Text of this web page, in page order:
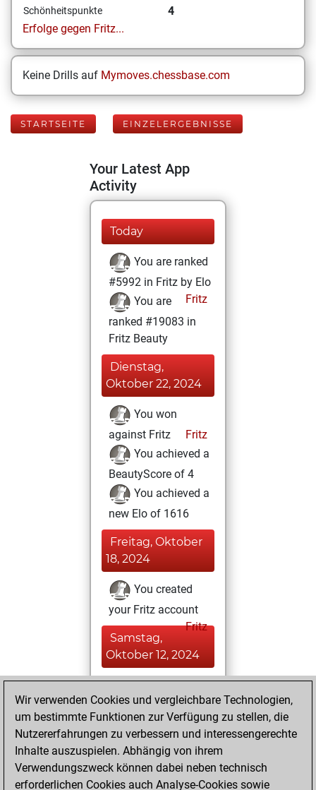
Schönheitspunkte
4
Erfolge gegen Fritz...
Keine Drills auf Mymoves.chessbase.com
STARTSEITE EINZELERGEBNISSE
Your Latest App
Activity
Today
You are ranked
#5992 in Fritz by Elo
Fritz
You are
ranked #19083 in
Fritz Beauty
Dienstag,
Oktober 22, 2024
You won
against Fritz
Fritz
You achieved a
BeautyScore of 4
You achieved a
new Elo of 1616
Freitag, Oktober
18, 2024
You created
your Fritz account
Fritz
Samstag,
Oktober 12, 2024
You played 4
slow games
Play
You scored +1
=2 -1 in slow games
Donnerstag,
Wir verwenden Cookies und vergleichbare Technologien,
um bestimmte Funktionen zur Verfügung zu stellen, die
Nutzererfahrungen zu verbessern und interessengerechte
Inhalte auszuspielen. Abhängig von ihrem
Verwendungszweck können dabei neben technisch
erforderlichen Cookies auch Analyse-Cookies sowie